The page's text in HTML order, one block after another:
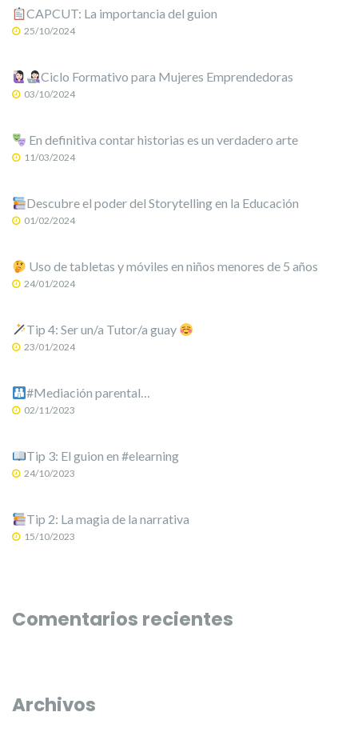
CAPCUT: La importancia del guion
25/10/2024
Ciclo Formativo para Mujeres Emprendedoras
03/10/2024
En definitiva contar historias es un verdadero arte
11/03/2024
Descubre el poder del Storytelling en la Educación
01/02/2024
Uso de tabletas y móviles en niños menores de 5 años
24/01/2024
Tip 4: Ser un/a Tutor/a guay
23/01/2024
#Mediación parental…
02/11/2023
Tip 3: El guion en #elearning
24/10/2023
Tip 2: La magia de la narrativa
15/10/2023
Comentarios recientes
Archivos